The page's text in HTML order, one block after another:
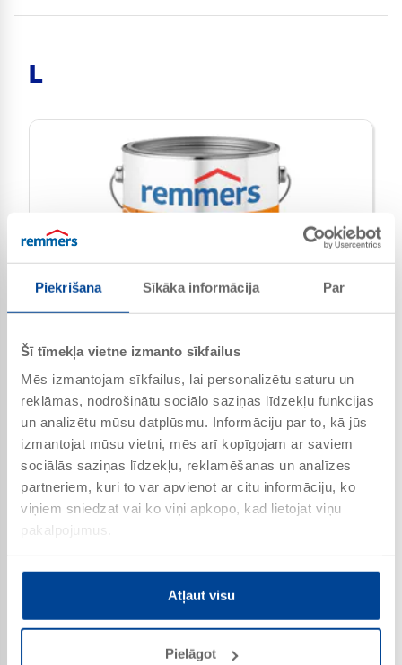
Piekrišana Sīkāka informācija Par
Šī tīmekļa vietne izmanto sīkfailus
Mēs izmantojam sīkfailus, lai personalizētu saturu un
reklāmas, nodrošinātu sociālo saziņas līdzekļu funkcijas
un analizētu mūsu datplūsmu. Informāciju par to, kā jūs
izmantojat mūsu vietni, mēs arī kopīgojam ar saviem
sociālās saziņas līdzekļu, reklamēšanas un analīzes
partneriem, kuri to var apvienot ar citu informāciju, ko
viņiem sniedzat vai ko viņi apkopo, kad lietojat viņu
pakalpojumus.
Atļaut visu
Pielāgot
L
Long Life Stain UV
Dekoratīva, vidēji cieta lazūra uz šķīdinātāja bāzes ar ļoti
augstu UV starojuma aizsardzību, universāli lietojama koksnei
Preces Nr. 2234